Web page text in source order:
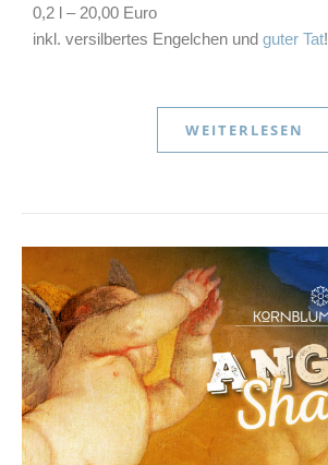
0,2 l – 20,00 Euro
inkl. versilbertes Engelchen und guter Tat!
WEITERLESEN